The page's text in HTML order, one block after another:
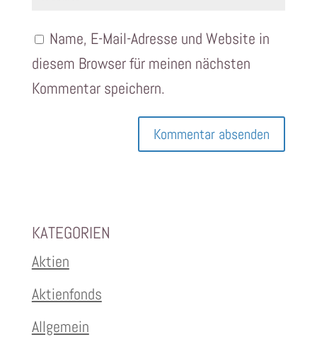
Name, E-Mail-Adresse und Website in
diesem Browser für meinen nächsten
Kommentar speichern.
KATEGORIEN
Aktien
Aktienfonds
Allgemein